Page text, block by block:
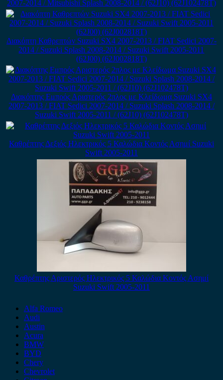
2007-2014 / Mitsubishi Splash 2008-2014 / (62J10) (62J102478T)
Διακόπτη Καθρεπτών Suzuki SX4 2007-2013 / FIAT Sedici 2007-
2014 / Suzuki Splash 2008-2014 / Suzuki Swift 2005-2011
(62J00) (62J002818T)
Διακόπτης Εμπρός Αριστερός 2πλος με Κλείδωμα Suzuki SX4
2007-2013 / FIAT Sedici 2007-2014 / Suzuki Splash 2008-2014 /
Suzuki Swift 2005-2011 / (62J10) (62J102478T)
Καθρέπτης Δεξιός Ηλεκτρικός 5 Καλώδια Κοντός Ασημί Suzuki
Swift 2005-2011
Καθρέπτης Αριστερός Ηλεκτρικός 5 Καλώδια Κοντός Ασημί
Suzuki Swift 2005-2011
Alfa Romeo
Audi
Austin
Acura
BMW
BYD
Chery
Chevrolet